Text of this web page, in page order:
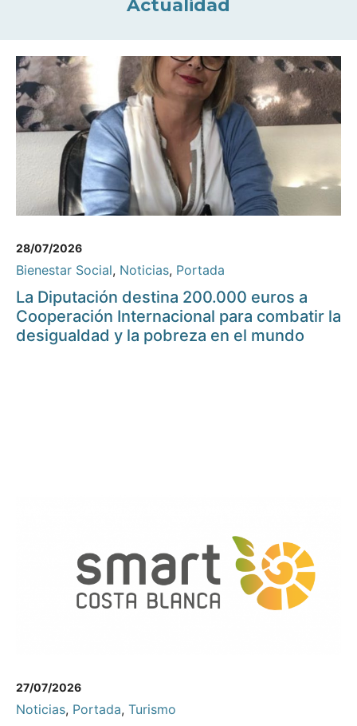
Actualidad
28/07/2026
Bienestar Social, Noticias, Portada
La Diputación destina 200.000 euros a
Cooperación Internacional para combatir la
desigualdad y la pobreza en el mundo
27/07/2026
Noticias, Portada, Turismo